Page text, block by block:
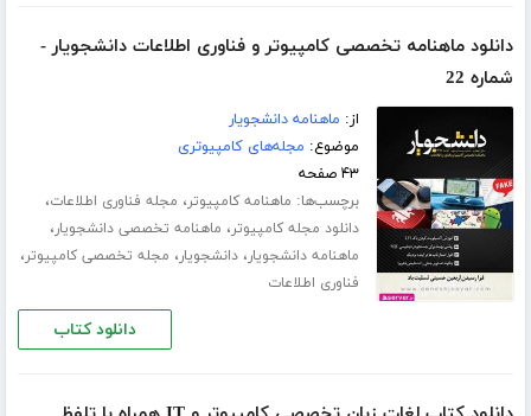
دانلود ماهنامه تخصصی کامپیوتر و فناوری اطلاعات دانشجویار -
شماره 22
از: ماهنامه دانشجویار
موضوع: مجله‌های کامپیوتری
۴۳ صفحه
برچسب‌ها: ماهنامه کامپیوتر، مجله فناوری اطلاعات،
دانلود مجله کامپیوتر، ماهنامه تخصصی دانشجویار،
ماهنامه دانشجویار،دانشجویار، مجله تخصصی کامپیوتر،
فناوری اطلاعات
دانلود کتاب